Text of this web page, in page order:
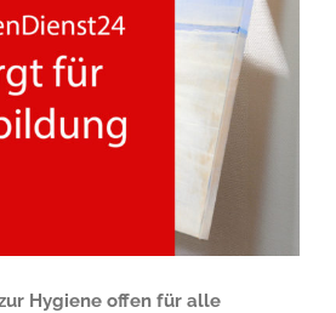
Hygiene offen für alle